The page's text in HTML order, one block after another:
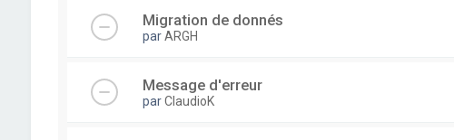
Migration de donnés
parARGH
Message d'erreur
parClaudioK